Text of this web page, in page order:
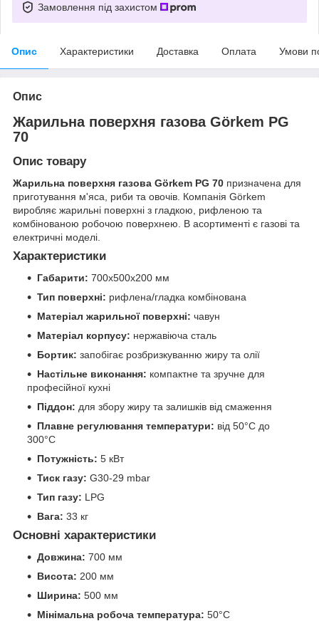
Замовлення під захистом
Опис Характеристики Доставка Оплата Умови
Опис
Жарильна поверхня газова Görkem PG
70
Опис товару
Жарильна поверхня газова Görkem PG 70 призначена для
приготування м'яса, риби та овочів. Компанія Görkem
виробляє жарильні поверхні з гладкою, рифленою та
комбінованою робочою поверхнею. В асортименті є газові та
електричні моделі.
Характеристики
Габарити: 700x500x200 мм
Тип поверхні: рифлена/гладка комбінована
Матеріал жарильної поверхні: чавун
Матеріал корпусу: нержавіюча сталь
Бортик: запобігає розбризкуванню жиру та олії
Настільне виконання: компактне та зручне для
професійної кухні
Піддон: для збору жиру та залишків від смаження
Плавне регулювання температури: від 50°C до
300°C
Потужність: 5 кВт
Тиск газу: G30-29 mbar
Тип газу: LPG
Вага: 33 кг
Основні характеристики
Довжина: 700 мм
Висота: 200 мм
Ширина: 500 мм
Мінімальна робоча температура: 50°C